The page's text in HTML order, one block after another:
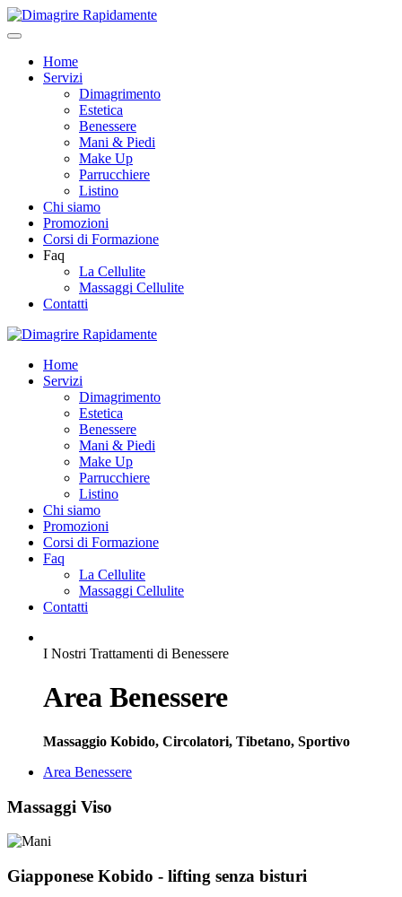
Home
Servizi
Dimagrimento
Estetica
Benessere
Mani & Piedi
Make Up
Parrucchiere
Listino
Chi siamo
Promozioni
Corsi di Formazione
Faq
La Cellulite
Massaggi Cellulite
Contatti
Home
Servizi
Dimagrimento
Estetica
Benessere
Mani & Piedi
Make Up
Parrucchiere
Listino
Chi siamo
Promozioni
Corsi di Formazione
Faq
La Cellulite
Massaggi Cellulite
Contatti
I Nostri Trattamenti di Benessere
Area Benessere
Massaggio Kobido, Circolatori, Tibetano, Sportivo
Area Benessere
Massaggi Viso
Giapponese Kobido - lifting senza bisturi